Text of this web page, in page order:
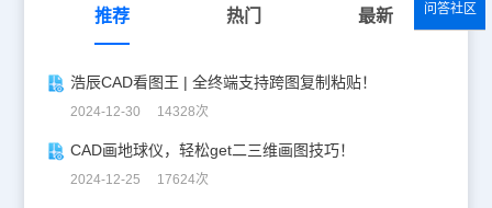
推荐 热门 最新
浩辰CAD看图王 | 全终端支持跨图复制粘贴！
2024-12-30 14328次
CAD画地球仪，轻松get二三维画图技巧！
2024-12-25 17624次
问答社区